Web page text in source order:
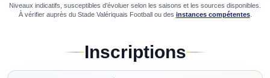
Niveaux indicatifs, susceptibles d’évoluer selon les saisons et les sources disponibles.
À vérifier auprès du Stade Valériquais Footballou des instances compétentes.
Inscriptions